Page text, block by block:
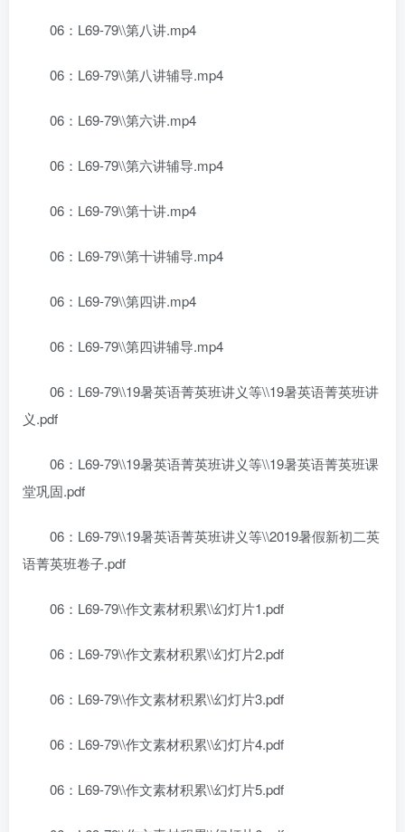
06：L69-79\\第八讲.mp4
06：L69-79\\第八讲辅导.mp4
06：L69-79\\第六讲.mp4
06：L69-79\\第六讲辅导.mp4
06：L69-79\\第十讲.mp4
06：L69-79\\第十讲辅导.mp4
06：L69-79\\第四讲.mp4
06：L69-79\\第四讲辅导.mp4
06：L69-79\\19暑英语菁英班讲义等\\19暑英语菁英班讲
义.pdf
06：L69-79\\19暑英语菁英班讲义等\\19暑英语菁英班课
堂巩固.pdf
06：L69-79\\19暑英语菁英班讲义等\\2019暑假新初二英
语菁英班卷子.pdf
06：L69-79\\作文素材积累\\幻灯片1.pdf
06：L69-79\\作文素材积累\\幻灯片2.pdf
06：L69-79\\作文素材积累\\幻灯片3.pdf
06：L69-79\\作文素材积累\\幻灯片4.pdf
06：L69-79\\作文素材积累\\幻灯片5.pdf